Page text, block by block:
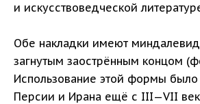
и искусствоведческой
Обе накладки имеют
загнутым заострённым концом
Использование этой формы было
Персии и Ирана ещё с III—VII